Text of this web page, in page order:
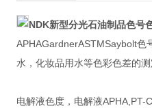
NDK新型分光石油制品色号
APHAGardnerASTMSaybolt色
水，化妆品用水等色彩色差的测
电解液色度，电解液APHA,PT-